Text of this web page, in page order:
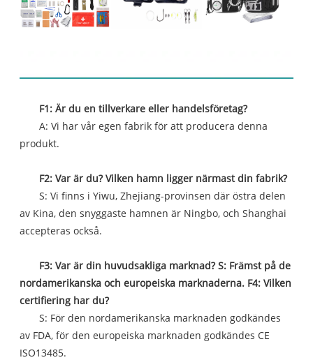
F1: Är du en tillverkare eller handelsföretag?
A: Vi har vår egen fabrik för att producera denna
produkt.
F2: Var är du? Vilken hamn ligger närmast din fabrik?
S: Vi finns i Yiwu, Zhejiang-provinsen där östra delen
av Kina, den snyggaste hamnen är Ningbo, och Shanghai
accepteras också.
F3: Var är din huvudsakliga marknad? S: Främst på de
nordamerikanska och europeiska marknaderna. F4: Vilken
certifiering har du?
S: För den nordamerikanska marknaden godkändes
av FDA, för den europeiska marknaden godkändes CE
ISO13485.